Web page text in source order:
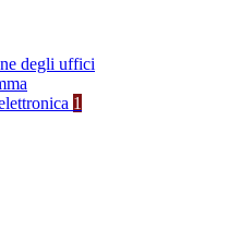
degli uffici
1